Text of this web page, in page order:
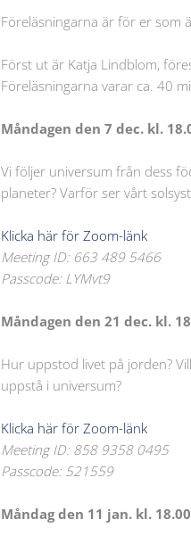
Föreläsningarna är för er som
Först ut är Katja Lindblom,
Föreläsningarna varar ca. 40
Måndagen den 7 dec. kl.
Vi följer universum från dess
planeter? Varför ser vårt
Klicka här för Zoom-länk
Meeting ID: 663 489 5466
Passcode: LYMvt9
Måndagen den 21 dec. kl.
Hur uppstod livet på jorden?
uppstå i universum?
Klicka här för Zoom-länk
Meeting ID: 858 9358 0495
Passcode: 521559
Måndag den 11 jan. kl. 18.00,